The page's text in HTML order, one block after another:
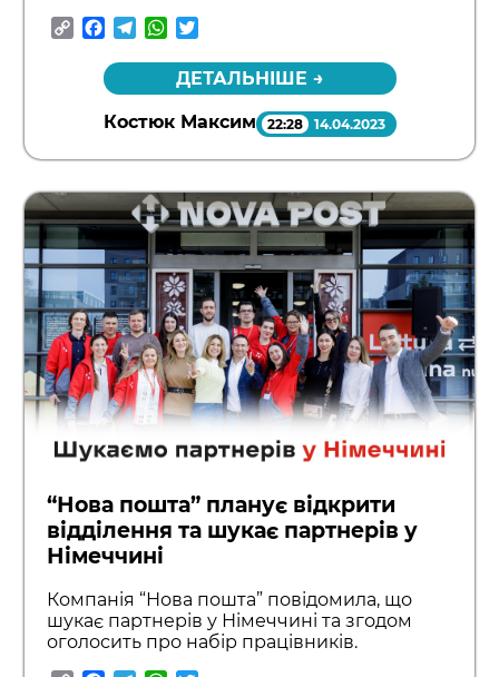
CopyFacebook
TelegramWhatsApp
ДЕТАЛЬНІШЕ →
Костюк Максим 22:28 14.04.2023
“Нова пошта” планує відкрити
відділення та шукає партнерів у
Німеччині
Компанія “Нова пошта” повідомила, що
шукає партнерів у Німеччині та згодом
оголосить про набір працівників.